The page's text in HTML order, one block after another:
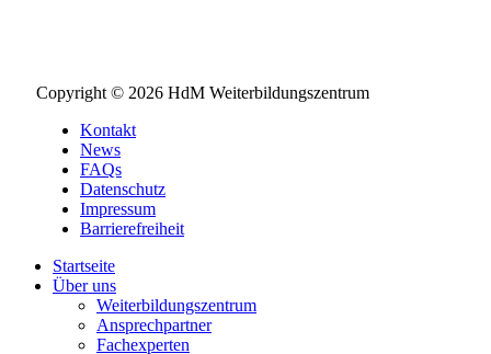
Copyright © 2026 HdM Weiterbildungszentrum
Kontakt
News
FAQs
Datenschutz
Impressum
Barrierefreiheit
Startseite
Über uns
Weiterbildungszentrum
Ansprechpartner
Fachexperten